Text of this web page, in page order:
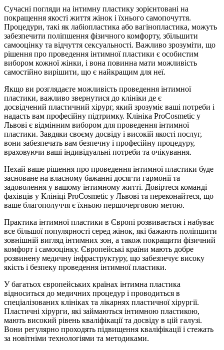
Сучасні погляди на інтимну пластику зорієнтовані на
покращення якості життя жінок і їхнього самопочуття.
Процедури, такі як лабіопластика або вагінопластика, можуть
забезпечити поліпшення фізичного комфорту, збільшити
самооцінку та відчуття сексуальності. Важливо зрозуміти, що
рішення про проведення інтимної пластики є особистим
вибором кожної жінки, і вона повинна мати можливість
самостійно вирішити, що є найкращим для неї.
Якщо ви розглядаєте можливість проведення інтимної
пластики, важливо звернутися до клініки де є
досвідчений пластичний хірург, який зрозуміє ваші потреби і
надасть вам професійну підтримку. Клініка ProCosmetic у
Львові є відмінним вибором для проведення інтимної
пластики. Завдяки своєму досвіду і високій якості послуг,
вони забезпечать вам безпечну і професійну процедуру,
враховуючи ваші індивідуальні потреби та очікування.
Нехай ваше рішення про проведення інтимної пластики буде
засноване на власному бажанні досягти гармонії та
задоволення у вашому інтимному житті. Довіртеся команді
фахівців у Клініці ProCosmetic у Львові та переконайтеся, що
ваше благополуччя є їхньою першочерговою метою.
Практика інтимної пластики в Європі розвивається і набуває
все більшої популярності серед жінок, які бажають поліпшити
зовнішній вигляд інтимних зон, а також покращити фізичний
комфорт і самооцінку. Європейські країни мають добре
розвинену медичну інфраструктуру, що забезпечує високу
якість і безпеку проведення інтимної пластики.
У багатьох європейських країнах інтимна пластика
відноситься до медичних процедур і проводиться в
спеціалізованих клініках та лікарнях пластичної хірургії.
Пластичні хірурги, які займаються інтимною пластикою,
мають високий рівень кваліфікації та досвіду в цій галузі.
Вони регулярно проходять підвищення кваліфікації і стежать
за новітніми технологіями та методиками.